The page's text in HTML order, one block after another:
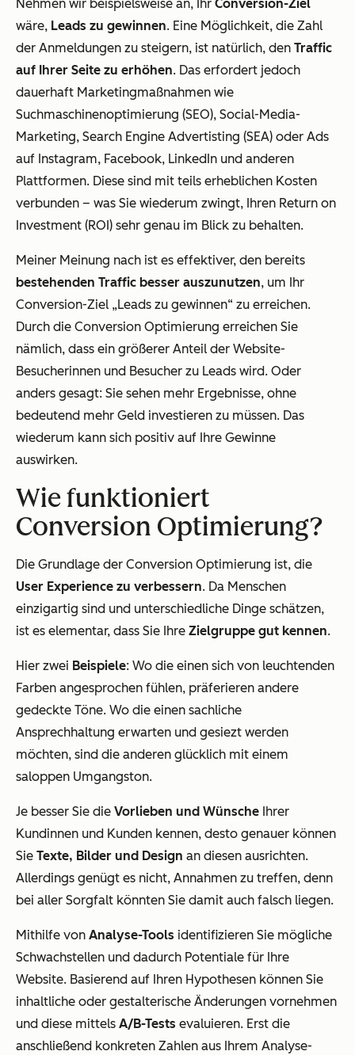
Nehmen wir beispielsweise an, Ihr Conversion-Ziel
wäre, Leads zu gewinnen. Eine Möglichkeit, die Zahl
der Anmeldungen zu steigern, ist natürlich, den Traffic
auf Ihrer Seite zu erhöhen. Das erfordert jedoch
dauerhaft Marketingmaßnahmen wie
Suchmaschinenoptimierung (SEO), Social-Media-
Marketing, Search Engine Advertisting (SEA) oder Ads
auf Instagram, Facebook, LinkedIn und anderen
Plattformen. Diese sind mit teils erheblichen Kosten
verbunden – was Sie wiederum zwingt, Ihren Return on
Investment (ROI) sehr genau im Blick zu behalten.
Meiner Meinung nach ist es effektiver, den bereits
bestehenden Traffic besser auszunutzen, um Ihr
Conversion-Ziel „Leads zu gewinnen“ zu erreichen.
Durch die Conversion Optimierung erreichen Sie
nämlich, dass ein größerer Anteil der Website-
Besucherinnen und Besucher zu Leads wird. Oder
anders gesagt: Sie sehen mehr Ergebnisse, ohne
bedeutend mehr Geld investieren zu müssen. Das
wiederum kann sich positiv auf Ihre Gewinne
auswirken.
Wie funktioniert
Conversion Optimierung?
Die Grundlage der Conversion Optimierung ist, die
User Experience zu verbessern. Da Menschen
einzigartig sind und unterschiedliche Dinge schätzen,
ist es elementar, dass Sie Ihre Zielgruppe gut kennen.
Hier zwei Beispiele: Wo die einen sich von leuchtenden
Farben angesprochen fühlen, präferieren andere
gedeckte Töne. Wo die einen sachliche
Ansprechhaltung erwarten und gesiezt werden
möchten, sind die anderen glücklich mit einem
saloppen Umgangston.
Je besser Sie die Vorlieben und Wünsche Ihrer
Kundinnen und Kunden kennen, desto genauer können
Sie Texte, Bilder und Design an diesen ausrichten.
Allerdings genügt es nicht, Annahmen zu treffen, denn
bei aller Sorgfalt könnten Sie damit auch falsch liegen.
Mithilfe von Analyse-Tools identifizieren Sie mögliche
Schwachstellen und dadurch Potentiale für Ihre
Website. Basierend auf Ihren Hypothesen können Sie
inhaltliche oder gestalterische Änderungen vornehmen
und diese mittels A/B-Tests evaluieren. Erst die
anschließend konkreten Zahlen aus Ihrem Analyse-